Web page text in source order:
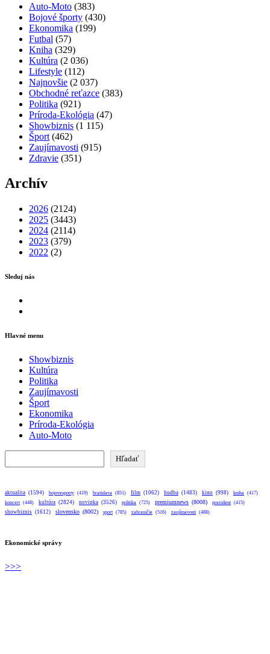
Auto-Moto (383)
Bojové športy (430)
Ekonomika (199)
Futbal (57)
Kniha (329)
Kultúra (2 036)
Lifestyle (112)
Najnovšie (2 037)
Obchodné reťazce (383)
Politika (921)
Príroda-Ekológia (47)
Showbiznis (1 115)
Šport (462)
Zaujímavosti (915)
Zdravie (351)
Archív
2026 (2124)
2025 (3443)
2024 (2114)
2023 (379)
2022 (2)
Sleduj nás
Hlavné menu
Showbiznis
Kultúra
Politika
Zaujímavosti
Šport
Ekonomika
Príroda-Ekológia
Auto-Moto
Hľadať
aktualita (1594) bojovesporty (419) bratislava (851) film (1062) hudba (1483) kino (998) kniha (417)
koncert (448) kultúra (2824) novinka (3526) politika (725) premiumnews (8008) prezident (415)
showbiznis (1612) slovensko (8002) sport (785) zahraničie (516) zaujímavosti (488)
Ekonomické správy
>>>